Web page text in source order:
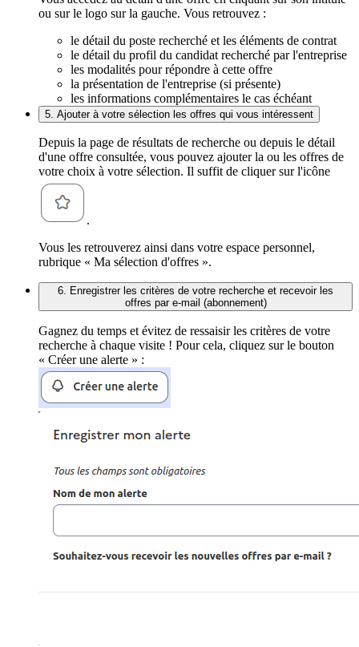
ou sur le logo sur la gauche. Vous retrouvez :
le détail du poste recherché et les éléments de contrat
le détail du profil du candidat recherché par l'entreprise
les modalités pour répondre à cette offre
la présentation de l'entreprise (si présente)
les informations complémentaires le cas échéant
5. Ajouter à votre sélection les offres qui vous intéressent
Depuis la page de résultats de recherche ou depuis le détail
d'une offre consultée, vous pouvez ajouter la ou les offres de
votre choix à votre sélection. Il suffit de cliquer sur l'icône
.
Vous les retrouverez ainsi dans votre espace personnel,
rubrique « Ma sélection d'offres ».
6. Enregistrer les critères de votre recherche et recevoir les
offres par e-mail (abonnement)
Gagnez du temps et évitez de ressaisir les critères de votre
recherche à chaque visite ! Pour cela, cliquez sur le bouton
« Créer une alerte » :